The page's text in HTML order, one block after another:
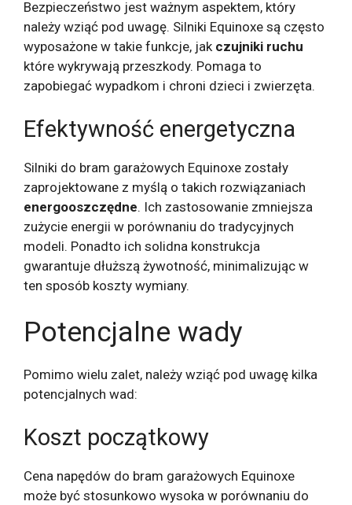
Bezpieczeństwo jest ważnym aspektem, który
należy wziąć pod uwagę. Silniki Equinoxe są często
wyposażone w takie funkcje, jak czujniki ruchu
które wykrywają przeszkody. Pomaga to
zapobiegać wypadkom i chroni dzieci i zwierzęta.
Efektywność energetyczna
Silniki do bram garażowych Equinoxe zostały
zaprojektowane z myślą o takich rozwiązaniach
energooszczędne. Ich zastosowanie zmniejsza
zużycie energii w porównaniu do tradycyjnych
modeli. Ponadto ich solidna konstrukcja
gwarantuje dłuższą żywotność, minimalizując w
ten sposób koszty wymiany.
Potencjalne wady
Pomimo wielu zalet, należy wziąć pod uwagę kilka
potencjalnych wad:
Koszt początkowy
Cena napędów do bram garażowych Equinoxe
może być stosunkowo wysoka w porównaniu do